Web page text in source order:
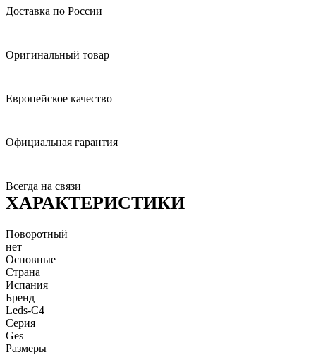
Доставка по России
Оригинальный товар
Европейское качество
Официальная гарантия
Всегда на связи
ХАРАКТЕРИСТИКИ
Поворотный
нет
Основные
Страна
Испания
Бренд
Leds-C4
Серия
Ges
Размеры